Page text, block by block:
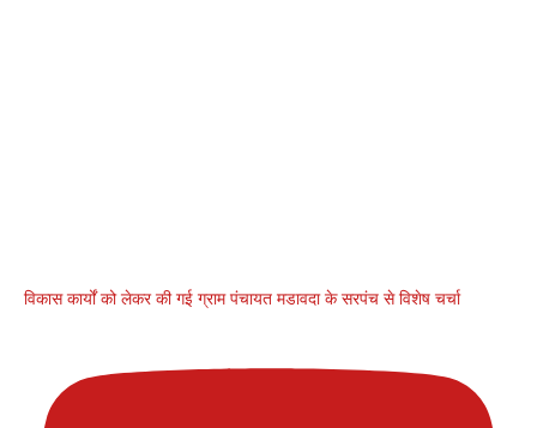
विकास कार्यों को लेकर की गई ग्राम पंचायत मडावदा के सरपंच से विशेष चर्चा